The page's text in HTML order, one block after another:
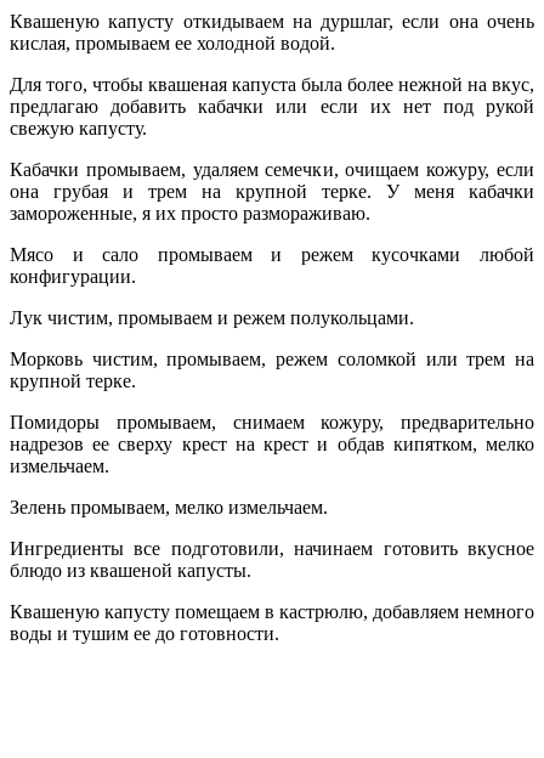
Квашеную капусту откидываем на дуршлаг, если она очень
кислая, промываем ее холодной водой.
Для того, чтобы квашеная капуста была более нежной на вкус,
предлагаю добавить кабачки или если их нет под рукой
свежую капусту.
Кабачки промываем, удаляем семечки, очищаем кожуру, если
она грубая и трем на крупной терке. У меня кабачки
замороженные, я их просто размораживаю.
Мясо и сало промываем и режем кусочками любой
конфигурации.
Лук чистим, промываем и режем полукольцами.
Морковь чистим, промываем, режем соломкой или трем на
крупной терке.
Помидоры промываем, снимаем кожуру, предварительно
надрезов ее сверху крест на крест и обдав кипятком, мелко
измельчаем.
Зелень промываем, мелко измельчаем.
Ингредиенты все подготовили, начинаем готовить вкусное
блюдо из квашеной капусты.
Квашеную капусту помещаем в кастрюлю, добавляем немного
воды и тушим ее до готовности.